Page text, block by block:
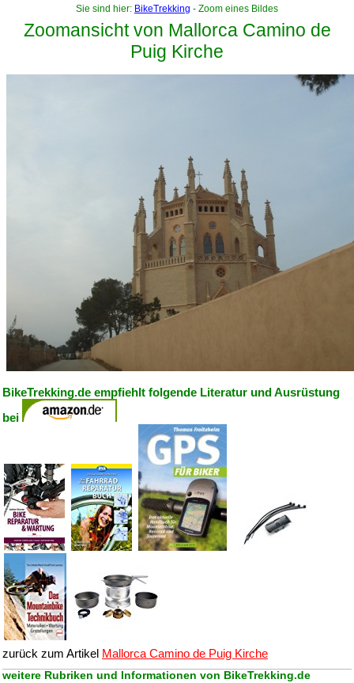
Sie sind hier: BikeTrekking - Zoom eines Bildes
Zoomansicht von Mallorca Camino de
Puig Kirche
BikeTrekking.de empfiehlt folgende Literatur und Ausrüstung
bei
zurück zum Artikel Mallorca Camino de Puig Kirche
weitere Rubriken und Informationen von BikeTrekking.de